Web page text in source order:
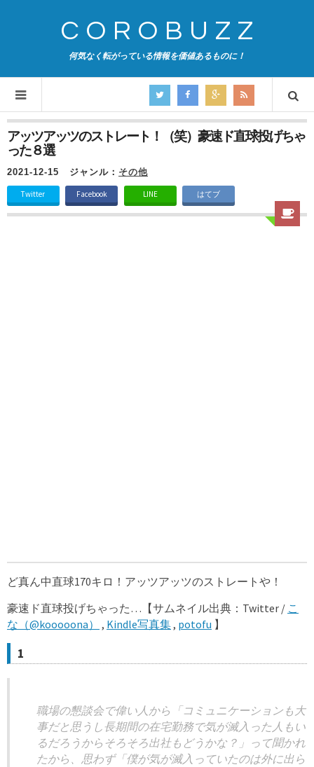
COROBUZZ
何気なく転がっている情報を価値あるものに！
アッツアッツのストレート！（笑）豪速ド直球投げちゃ
った８選
2021-12-15 ジャンル： その他
Twitter Facebook LINE はてブ
ど真ん中直球170キロ！アッツアッツのストレートや！
豪速ド直球投げちゃった…【サムネイル出典：Twitter / こ
な（@kooooona）
, Kindle写真集, potofu 】
1
職場の懇談会で偉い人から「コミュニケーションも大
事だと思うし長期間の在宅勤務で気が滅入った人もい
るだろうからそろそろ出社もどうかな？」って聞かれ
たから、思わず「僕が気が滅入っていたのは外に出ら